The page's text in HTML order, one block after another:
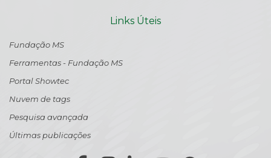
Links Úteis
Fundação MS
Ferramentas - Fundação MS
Portal Showtec
Nuvem de tags
Pesquisa avançada
Últimas publicações